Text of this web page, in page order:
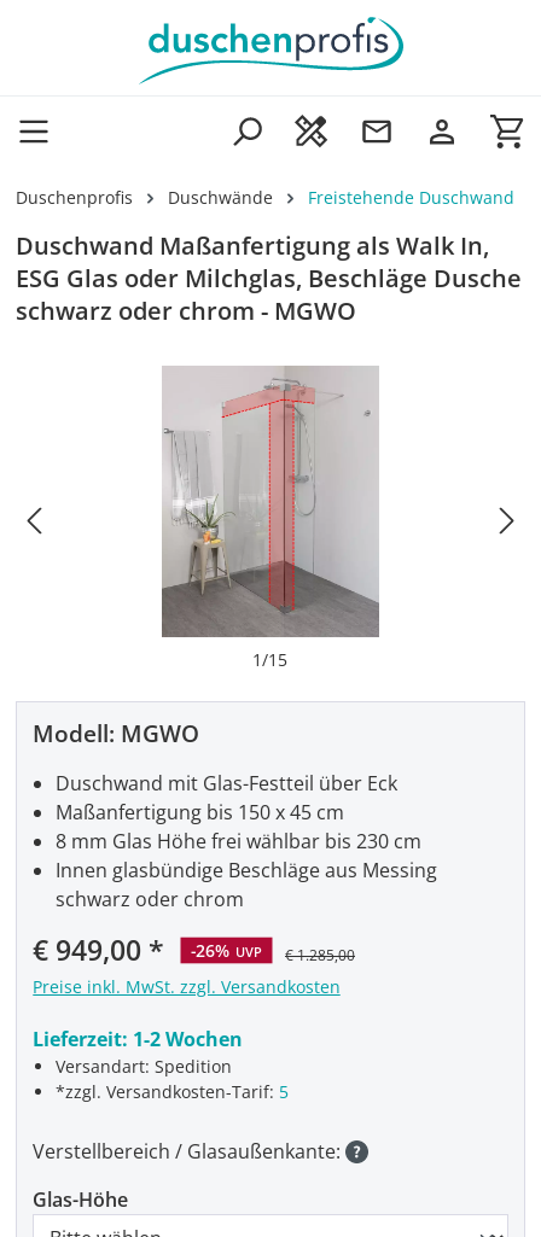
Zum Hauptinhalt springen
Duschenprofis Duschwände Freistehende Duschwand
Duschwand Maßanfertigung als Walk In,
ESG Glas oder Milchglas, Beschläge Dusche
schwarz oder chrom - MGWO
1/15
Modell: MGWO
Verkaufspreis:
€ 949,00 -26% UVP € 1.285,00
Preise inkl. MwSt. zzgl. Versandkosten
Lieferzeit: 1-2 Wochen
Versandart: Spedition
*zzgl. Versandkosten-Tarif: 5
Duschwand mit Glas-Festteil über Eck
Maßanfertigung bis 150 x 45 cm
8 mm Glas Höhe frei wählbar bis 230 cm
Innen glasbündige Beschläge aus Messing
schwarz oder chrom
Verstellbereich / Glasaußenkante:
Glas-Höhe